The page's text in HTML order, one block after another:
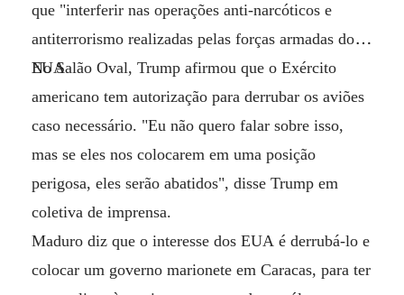
que "interferir nas operações anti-narcóticos e
antiterrorismo realizadas pelas forças armadas dos
EUA
No Salão Oval, Trump afirmou que o Exército
americano tem autorização para derrubar os aviões
caso necessário. "Eu não quero falar sobre isso,
mas se eles nos colocarem em uma posição
perigosa, eles serão abatidos", disse Trump em
coletiva de imprensa.
Maduro diz que o interesse dos EUA é derrubá-lo e
colocar um governo marionete em Caracas, para ter